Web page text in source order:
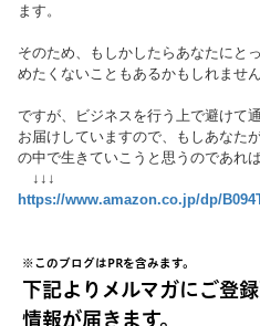
ます。
そのため、もしかしたらあなたにと
めたくないこともあるかもしれません
ですが、ビジネスを行う上で避けて
お届けしていますので、もしあなた
の中で生きていこうと思うのであれ
↓↓↓
https://www.amazon.co.jp/dp/
※このブログはPRを含みます。
下記よりメルマガにご登
情報が届きます。